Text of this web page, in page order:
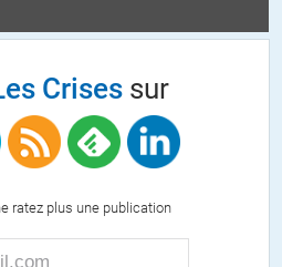
à l’ajustement des prix…
compris que ça « démontait » leur
» dans les outils « culturels » de
que perdure et se renforce la
Crisessur
ratez plus une publication